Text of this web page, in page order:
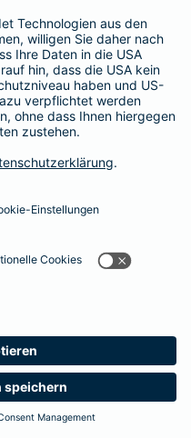
Barmenia
Stunden